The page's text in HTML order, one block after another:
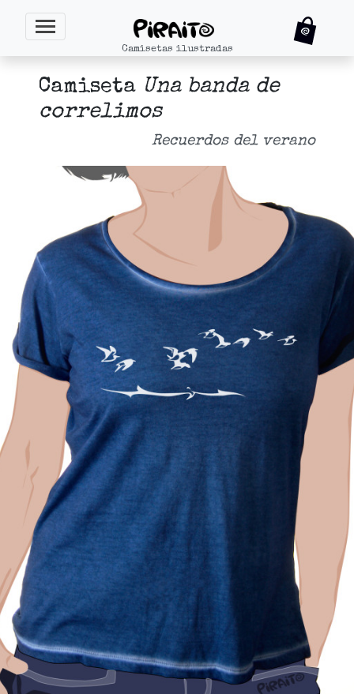
Camisetas ilustradas
Camiseta Una banda de
correlimos
Recuerdos del verano